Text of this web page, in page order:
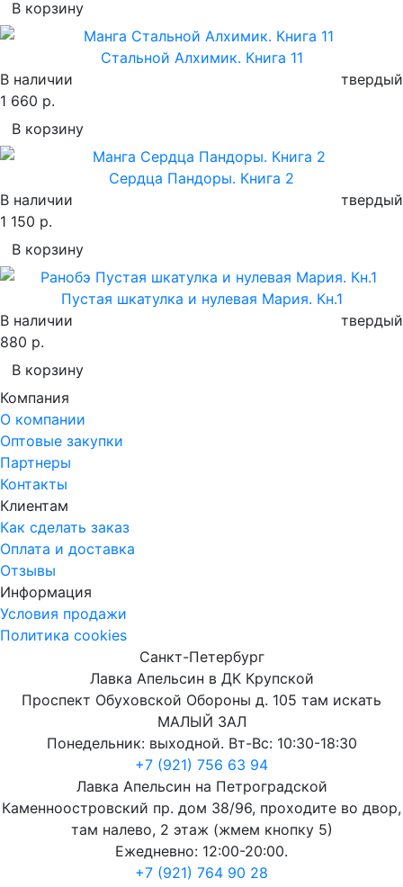
В корзину
Стальной Алхимик. Книга 11
В наличии
твердый
1 660 р.
В корзину
Сердца Пандоры. Книга 2
В наличии
твердый
1 150 р.
В корзину
Пустая шкатулка и нулевая Мария. Кн.1
В наличии
твердый
880 р.
В корзину
Компания
О компании
Оптовые закупки
Партнеры
Контакты
Клиентам
Как сделать заказ
Оплата и доставка
Отзывы
Информация
Условия продажи
Политика cookies
Санкт-Петербург
Лавка Апельсин в ДК Крупской
Проспект Обуховской Обороны д. 105 там искать
МАЛЫЙ ЗАЛ
Понедельник: выходной. Вт-Вс: 10:30-18:30
+7 (921) 756 63 94
Лавка Апельсин на Петроградской
Каменноостровский пр. дом 38/96, проходите во двор,
там налево, 2 этаж (жмем кнопку 5)
Ежедневно: 12:00-20:00.
+7 (921) 764 90 28